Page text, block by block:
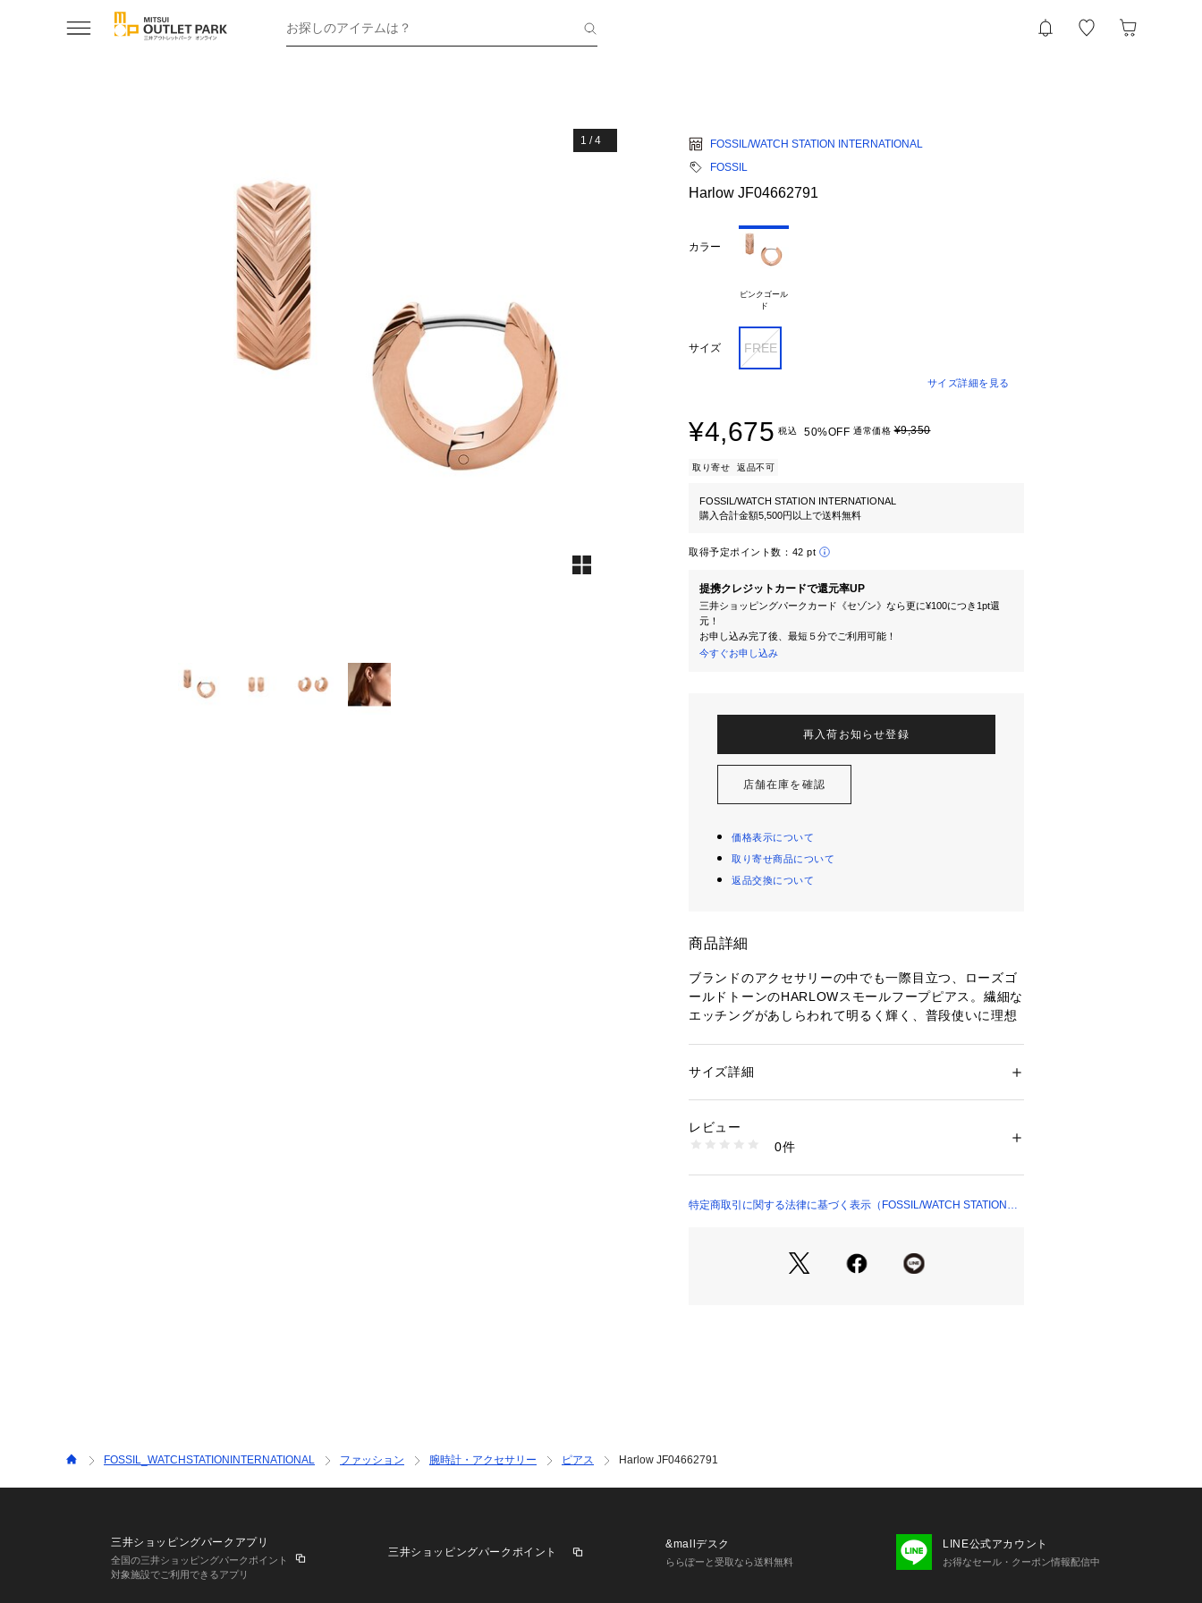
お探しのアイテムは？
1 /4
FOSSIL/WATCH STATION INTERNATIONAL
FOSSIL
Harlow JF04662791
カラー
ピンクゴール
サイズ FREE
サイズ詳細を見る
¥4,675 税込 50%OFF 通常価格¥9,350
取り寄せ 返品不可
FOSSIL/WATCH STATION INTERNATIONAL
購入合計金額5,500円以上で送料無料
取得予定ポイント数： 42 pt
提携クレジットカードで還元率UP
三井ショッピングパークカード《セゾン》なら更に¥100につき1pt還
元！
お申し込み完了後、最短５分でご利用可能！
今すぐお申し込み
再入荷お知らせ登録
店舗在庫を確認
価格表示について
取り寄せ商品について
返品交換について
商品詳細
ブランドのアクセサリーの中でも一際目立つ、ローズゴ
ールドトーンのHARLOWスモールフープピアス。繊細な
エッチングがあしらわれて明るく輝く、普段使いに理想
現。
が異なってみえる場合がございます。
性別：レディース
商品番号：
JF04662791 （ショップ）
サイズ詳細
レビュー
0件
特定商取引に関する法律に基づく表示（FOSSIL/WATCH STATION
FOSSIL_WATCHSTATIONINTERNATIONAL ファッション 腕時計・アクセサリー ピアス Harlow JF04662791
三井ショッピングパークアプリ
全国の三井ショッピングパークポイント
対象施設でご利用できるアプリ
三井ショッピングパークポイント
&mallデスク
ららぽーと受取なら送料無料
LINE公式アカウント
お得なセール・クーポン情報配信中